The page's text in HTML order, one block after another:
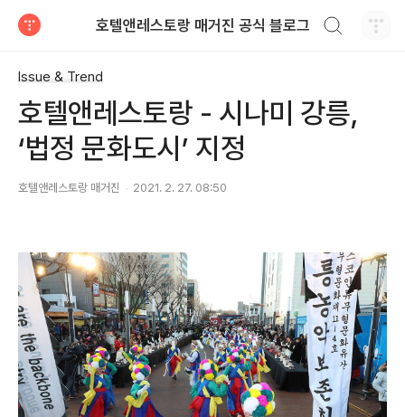
호텔앤레스토랑 매거진 공식 블로그
Issue & Trend
호텔앤레스토랑 - 시나미 강릉,
‘법정 문화도시’ 지정
호텔앤레스토랑 매거진 2021. 2. 27. 08:50